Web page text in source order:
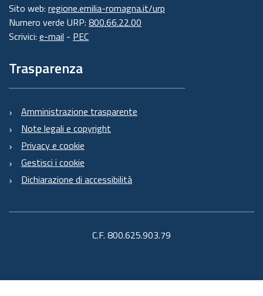
Sito web: regione.emilia-romagna.it/urp
Numero verde URP: 800.66.22.00
Scrivici: e-mail - PEC
Trasparenza
Amministrazione trasparente
Note legali e copyright
Privacy e cookie
Gestisci i cookie
Dichiarazione di accessibilità
C.F. 800.625.903.79